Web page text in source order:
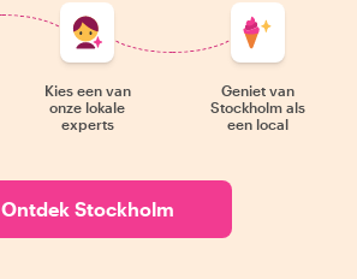
Kies een van
onze lokale
experts
Geniet van
Stockholm als
een local
Ontdek Stockholm